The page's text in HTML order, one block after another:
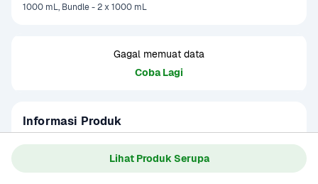
Lihat Produk Serupa
1000 mL, Bundle - 2 x 1000 mL
Gagal memuat data
Coba Lagi
Informasi Produk
Diamond Susu UHT Low Fat terbuat dari susu segar dan
tanpa penambahan bahan pengawet yang diproses secara
Ultra High Temperature, yaitu pemanasan pada suhu yang